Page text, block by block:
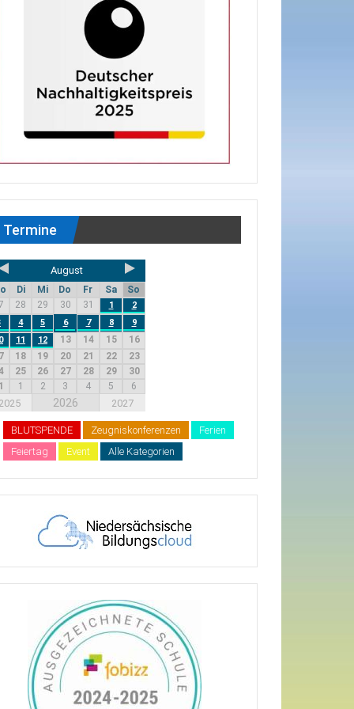
Termine
August
Di Mi Do Fr Sa
So
28 29 30 31 1
2
4 5 6 7 8
9
11 12 13 14 15
16
18 19 20 21 22
23
25 26 27 28 29
30
1 2 3 4 5 6
2025 2026 2027
BLUTSPENDE Zeugniskonferenzen
Ferien
Feiertag
Event Alle Kategorien